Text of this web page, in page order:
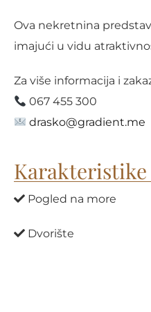
Ova nekretnina
imajući u vidu
Za više informacija i
067 455 300
drasko@gradient.me
Karakteristike
Pogled na more
Dvorište